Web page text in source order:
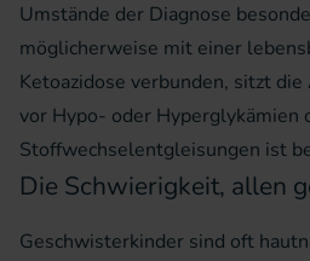
Umstände der Diagnose
möglicherweise mit einer
Ketoazidose verbunden, sitzt
vor Hypo- oder Hyperglykämien
Stoffwechselentgleisungen ist
Die Schwierigkeit, allen
Geschwisterkinder sind oft